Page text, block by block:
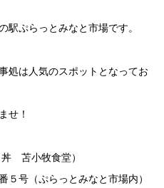
駅ぷらっとみなと市場です。
処は人気のスポットとなってお
せ！
苫小牧食堂）
号（ぷらっとみなと市場内）